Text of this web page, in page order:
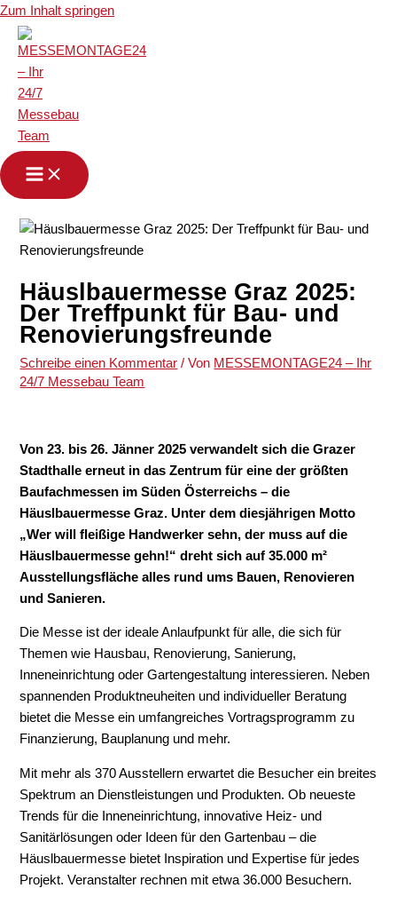
Zum Inhalt springen
Häuslbauermesse Graz 2025:
Der Treffpunkt für Bau- und
Renovierungsfreunde
Schreibe einen Kommentar / Von MESSEMONTAGE24 – Ihr
24/7 Messebau Team
Von 23. bis 26. Jänner 2025 verwandelt sich die Grazer
Stadthalle erneut in das Zentrum für eine der größten
Baufachmessen im Süden Österreichs – die
Häuslbauermesse Graz. Unter dem diesjährigen Motto
„Wer will fleißige Handwerker sehn, der muss auf die
Häuslbauermesse gehn!“ dreht sich auf 35.000 m²
Ausstellungsfläche alles rund ums Bauen, Renovieren
und Sanieren.
Die Messe ist der ideale Anlaufpunkt für alle, die sich für
Themen wie Hausbau, Renovierung, Sanierung,
Inneneinrichtung oder Gartengestaltung interessieren. Neben
spannenden Produktneuheiten und individueller Beratung
bietet die Messe ein umfangreiches Vortragsprogramm zu
Finanzierung, Bauplanung und mehr.
Mit mehr als 370 Ausstellern erwartet die Besucher ein breites
Spektrum an Dienstleistungen und Produkten. Ob neueste
Trends für die Inneneinrichtung, innovative Heiz- und
Sanitärlösungen oder Ideen für den Gartenbau – die
Häuslbauermesse bietet Inspiration und Expertise für jedes
Projekt. Veranstalter rechnen mit etwa 36.000 Besuchern.